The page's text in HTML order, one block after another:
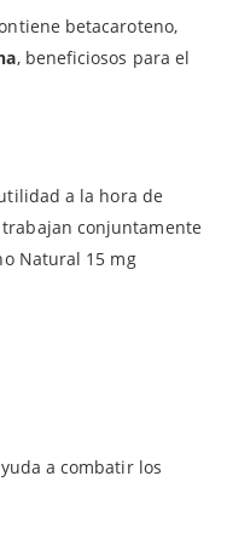
betacaroteno,
, beneficiosos para el
a la hora de
trabajan conjuntamente
Natural 15 mg
a combatir los